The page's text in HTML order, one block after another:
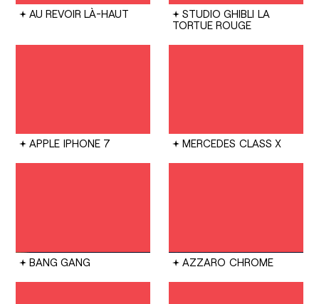
AU REVOIR LÀ-HAUT STUDIO GHIBLI LA
TORTUE ROUGE
APPLE IPHONE 7 MERCEDES CLASS X
BANG GANG AZZARO CHROME